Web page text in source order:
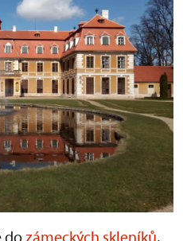
dozámeckých skleníků,